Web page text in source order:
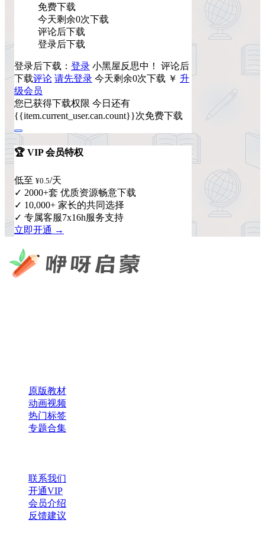
免费下载
今天剩余0次下载
评论后下载
登录后下载
登录后下载： 登录 小黑屋反思中！ 评论后
下载评论 请先登录 今天剩余0次下载 ￥ 升
级会员
您已获得下载权限 今日还有
{{item.current_user.can.count}}次免费下载
🏆 VIP 会员特权
低至 ¥0.5/天
✓ 2000+套 优质资源畅意下载
✓ 10,000+ 家长的共同选择
✓ 专属客服7x16h服务支持
立即开通 →
原版教材
动画视频
热门标签
专题合集
联系我们
开通VIP
会员介绍
反馈建议